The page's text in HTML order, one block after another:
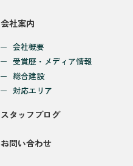
会社案内
会社概要
受賞歴・メディア情報
総合建設
対応エリア
スタッフブログ
お問い合わせ